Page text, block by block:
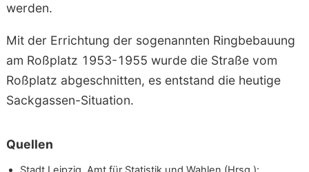
werden.
Mit der Errichtung der sogenannten Ringbebauung
am Roßplatz 1953-1955 wurde die Straße vom
Roßplatz abgeschnitten, es entstand die heutige
Sackgassen-Situation.
Quellen